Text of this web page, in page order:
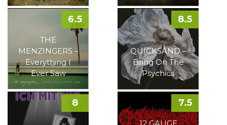
THE
MENZINGERS –
Everything I
Ever Saw
6.5
QUICKSAND –
Bring On The
Psychics
8.5
8 7.5